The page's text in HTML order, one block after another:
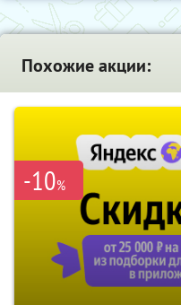
Похожие акции:
-10%